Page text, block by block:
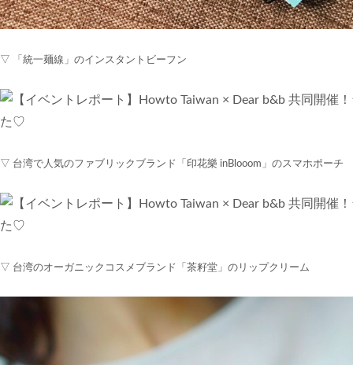
▽ 「統一麺線」のインスタントビーフン
▽ 台湾で人気のファブリックブランド「印花樂 inBlooom」のスマホポーチ
▽ 台湾のオーガニックコスメブランド「茶籽堂」のリップクリーム